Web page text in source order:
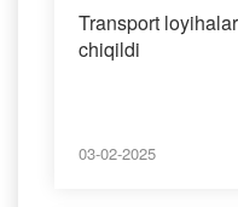
Transport
chiqildi
03-02-2025